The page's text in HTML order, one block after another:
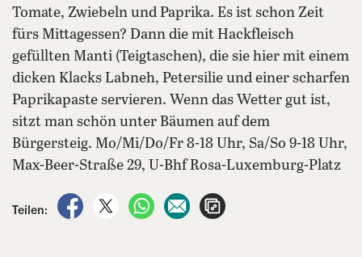
Tomate, Zwiebeln und Paprika. Es ist schon Zeit
fürs Mittagessen? Dann die mit Hackfleisch
gefüllten Manti (Teigtaschen), die sie hier mit einem
dicken Klacks Labneh, Petersilie und einer scharfen
Paprikapaste servieren. Wenn das Wetter gut ist,
sitzt man schön unter Bäumen auf dem
Bürgersteig. Mo/Mi/Do/Fr 8-18 Uhr, Sa/So 9-18 Uhr,
Max-Beer-Straße 29, U-Bhf Rosa-Luxemburg-Platz
Teilen:
auf Facebook teilen
auf X teilenper WhatsApp teilen
per E-Mail teilen